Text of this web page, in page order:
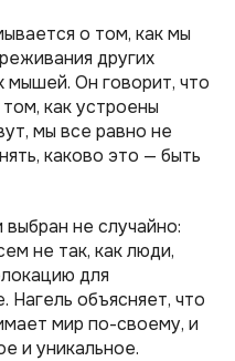
о том, как мы
других
мышей. Он говорит, что
как устроены
мы все равно не
каково это — быть
не случайно:
не так, как люди,
для
Нагель объясняет, что
мир по-своему, и
и уникальное.